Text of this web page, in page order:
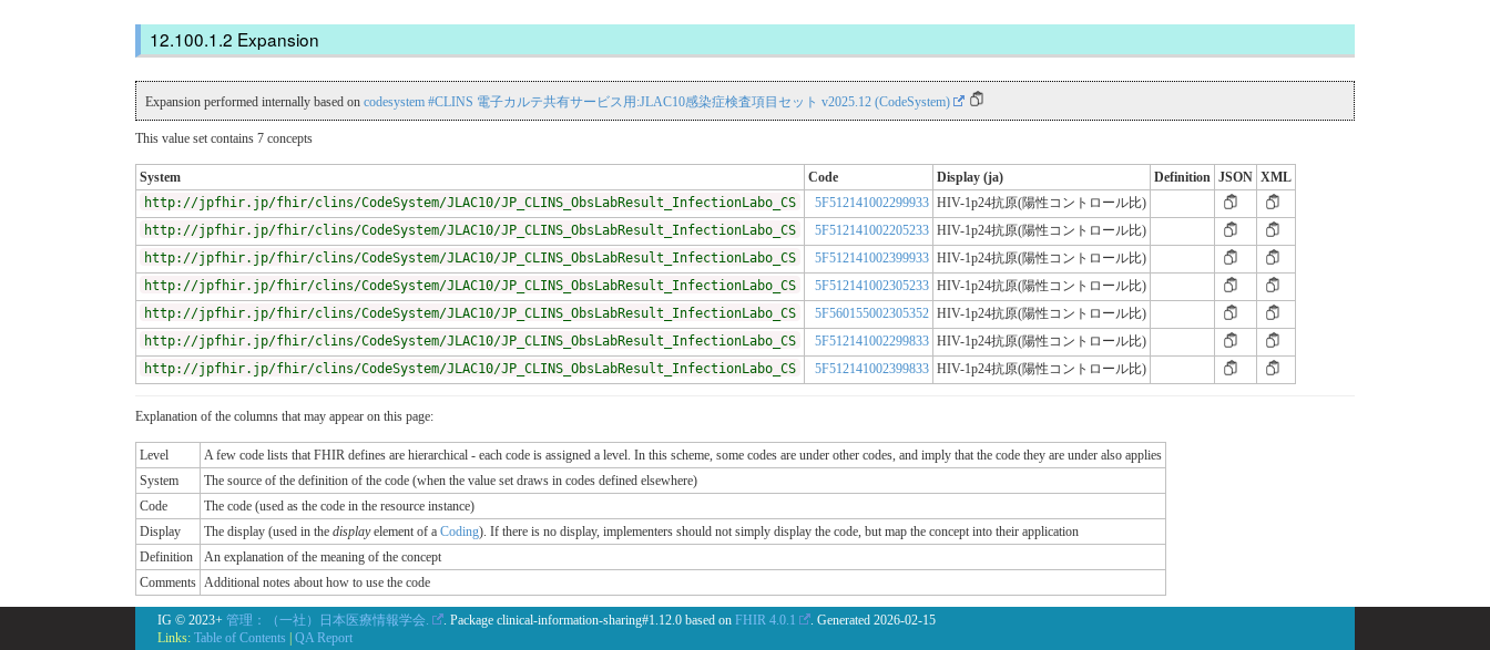
Expansion
Expansion performed internally based on codesystem #CLINS 電子カルテ共有サービス用:JLAC10感染症検査項目セット v2025.12 (CodeSystem)
This value set contains 7 concepts
System Code Display (ja) Definition JSON XML
http://jpfhir.jp/fhir/clins/CodeSystem/JLAC10/JP_CLINS_ObsLabResult_InfectionLabo_CS
5F512141002299933 HIV-1p24抗原(陽性コントロール比)
http://jpfhir.jp/fhir/clins/CodeSystem/JLAC10/JP_CLINS_ObsLabResult_InfectionLabo_CS
5F512141002205233 HIV-1p24抗原(陽性コントロール比)
http://jpfhir.jp/fhir/clins/CodeSystem/JLAC10/JP_CLINS_ObsLabResult_InfectionLabo_CS
5F512141002399933 HIV-1p24抗原(陽性コントロール比)
http://jpfhir.jp/fhir/clins/CodeSystem/JLAC10/JP_CLINS_ObsLabResult_InfectionLabo_CS
5F512141002305233 HIV-1p24抗原(陽性コントロール比)
http://jpfhir.jp/fhir/clins/CodeSystem/JLAC10/JP_CLINS_ObsLabResult_InfectionLabo_CS
5F560155002305352 HIV-1p24抗原(陽性コントロール比)
http://jpfhir.jp/fhir/clins/CodeSystem/JLAC10/JP_CLINS_ObsLabResult_InfectionLabo_CS
5F512141002299833 HIV-1p24抗原(陽性コントロール比)
http://jpfhir.jp/fhir/clins/CodeSystem/JLAC10/JP_CLINS_ObsLabResult_InfectionLabo_CS
5F512141002399833 HIV-1p24抗原(陽性コントロール比)
Explanation of the columns that may appear on this page:
Level
A few code lists that FHIR defines are hierarchical - each code is assigned a level. In this scheme, some codes are under other codes, and imply that the code they are under also applies
System
The source of the definition of the code (when the value set draws in codes defined elsewhere)
Code
The code (used as the code in the resource instance)
Display
The display (used in the displayelement of a Coding). If there is no display, implementers should not simply display the code, but map the concept into their application
Definition
An explanation of the meaning of the concept
Comments Additional notes about how to use the code
IG © 2023+ 管理：（一社）日本医療情報学会. . Package clinical-information-sharing#1.12.0 based on FHIR 4.0.1 . Generated 2026-02-15
Links: Table of Contents QA Report